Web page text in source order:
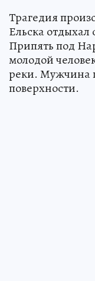
Трагедия
Ельска
Припять под
молодой
реки. Мужчина
поверхности.